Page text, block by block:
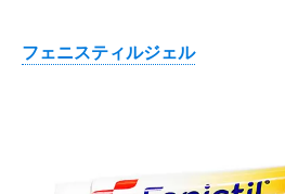
フェニスティルジェル